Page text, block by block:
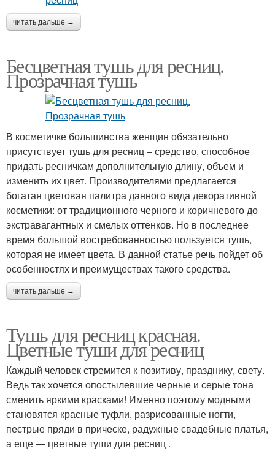
читать дальше →
Бесцветная тушь для ресниц.
Прозрачная тушь
В косметичке большинства женщин обязательно
присутствует тушь для ресниц – средство, способное
придать ресничкам дополнительную длину, объем и
изменить их цвет. Производителями предлагается
богатая цветовая палитра данного вида декоративной
косметики: от традиционного черного и коричневого до
экстравагантных и смелых оттенков. Но в последнее
время большой востребованностью пользуется тушь,
которая не имеет цвета. В данной статье речь пойдет об
особенностях и преимуществах такого средства.
читать дальше →
Тушь для ресниц красная.
Цветные туши для ресниц
Каждый человек стремится к позитиву, празднику, свету.
Ведь так хочется опостылевшие черные и серые тона
сменить яркими красками! Именно поэтому модными
становятся красные туфли, разрисованные ногти,
пестрые пряди в прическе, радужные свадебные платья,
а еще — цветные туши для ресниц .